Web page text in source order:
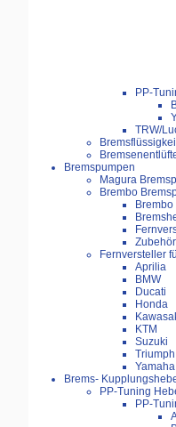
PP-
TRW/
Bremspumpen
Magura
Brembo
Fernversteller
Aprilia
BMW
Ducati
Honda
KTM
Suzuki
Triumph
Yamaha
Brems-
PP-Tuning
PP-